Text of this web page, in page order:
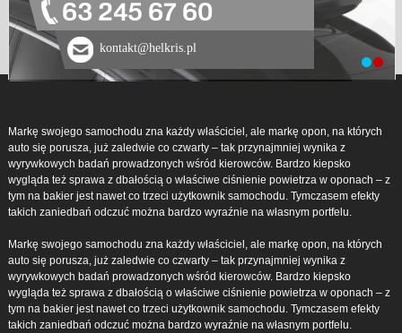
63 245 67 60
kontakt@helkris.pl
Markę swojego samochodu zna każdy właściciel, ale markę opon, na których
auto się porusza, już zaledwie co czwarty – tak przynajmniej wynika z
wyrywkowych badań prowadzonych wśród kierowców. Bardzo kiepsko
wygląda też sprawa z dbałością o właściwe ciśnienie powietrza w oponach – z
tym na bakier jest nawet co trzeci użytkownik samochodu. Tymczasem efekty
takich zaniedbań odczuć można bardzo wyraźnie na własnym portfelu.
Markę swojego samochodu zna każdy właściciel, ale markę opon, na których
auto się porusza, już zaledwie co czwarty – tak przynajmniej wynika z
wyrywkowych badań prowadzonych wśród kierowców. Bardzo kiepsko
wygląda też sprawa z dbałością o właściwe ciśnienie powietrza w oponach – z
tym na bakier jest nawet co trzeci użytkownik samochodu. Tymczasem efekty
takich zaniedbań odczuć można bardzo wyraźnie na własnym portfelu.